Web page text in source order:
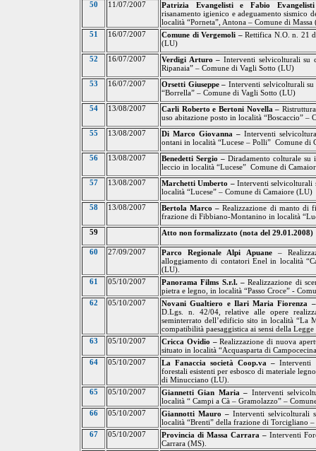
50 11/07/2007
Patrizia Evangelisti e Fabio
risanamento igienico e adeguamento sismico
località “Porneta”, Antona – Comune di Massa
51 16/07/2007 Comune di Vergemoli – Rettifica N.O. n. 21
(LU)
52 16/07/2007 Verdigi Arturo – Interventi selvicolturali su
Ripanaia” – Comune di Vagli Sotto (LU)
53 16/07/2007 Orsetti Giuseppe – Interventi selvicolturali
“Borrella” – Comune di Vagli Sotto (LU)
54 13/08/2007 Carli Roberto e Bertoni Novella –
uso abitazione posto in località “Boscaccio” –
55 13/08/2007 Di Marco Giovanna – Interventi
ontani in località “Lucese – Polli” Comune di
56 13/08/2007 Benedetti Sergio – Diradamento colturale su
leccio in località “Lucese” Comune di
57 13/08/2007 Marchetti Umberto – Interventi selvicolturali
località “Lucese” – Comune di Camaiore (LU)
58 13/08/2007 Bertola Marco –Realizzazione di manto di
frazione di Fibbiano-Montanino in località
59 Atto non formalizzato (nota del 29.01.2008)
60 27/09/2007 Parco Regionale Alpi Apuane –
alloggiamento di contatori Enel in località
(LU).
61 05/10/2007 Panorama Films S.r.l. –Realizzazione di
pietra e legno, in località “Passo Croce” -
62 05/10/2007
Novani Gualtiero e Ilari Maria Fiorenza
D.Lgs. n. 42/04, relative alle opere
seminterrato dell’edificio sito in località “La
compatibilità paesaggistica ai sensi della
63 05/10/2007 Cricca Ovidio –Realizzazione di nuova
situato in località “Acquasparta di
64 05/10/2007 La Fanaccia società Coop.va –Interventi
forestali esistenti per esbosco di materiale
di Minucciano (LU).
65 05/10/2007 Giannetti Gian Maria – Interventi
località “ Campi a Cà – Gramolazzo” –
66 05/10/2007 Giannotti Mauro – Interventi selvicolturali
località “Brenti” della frazione di Torcigliano
67 05/10/2007 Provincia di Massa Carrara – Interventi
Carrara (MS).